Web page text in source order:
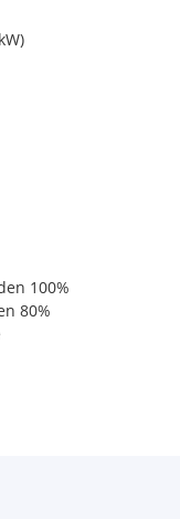
100%
80%